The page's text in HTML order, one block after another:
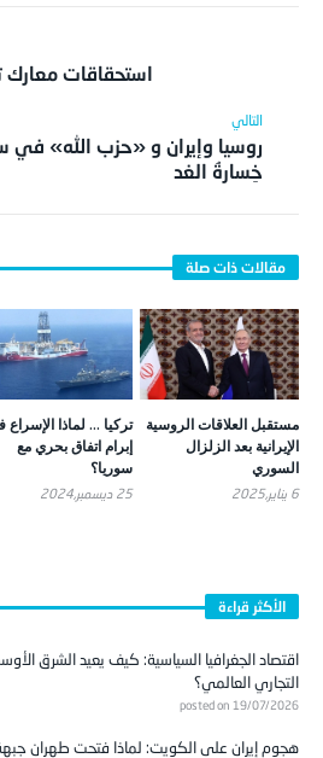
استحقاقات معارك
روسيا وإيران و «حزب الله» في
خِسارةُ الغد
مستقبل العلاقات الروسية
الإيرانية بعد الزلزال
السوري
6 يناير,2025
تركيا … لماذا الإسراع
إبرام اتفاق بحري مع
سوريا؟
25 ديسمبر,2024
الأكثر قراءة
اقتصاد الجغرافيا السياسية: كيف يعيد الشرق
التجاري العالمي؟
posted on 19/07/2026
هجوم إيران على الكويت: لماذا فتحت طهران جبهة